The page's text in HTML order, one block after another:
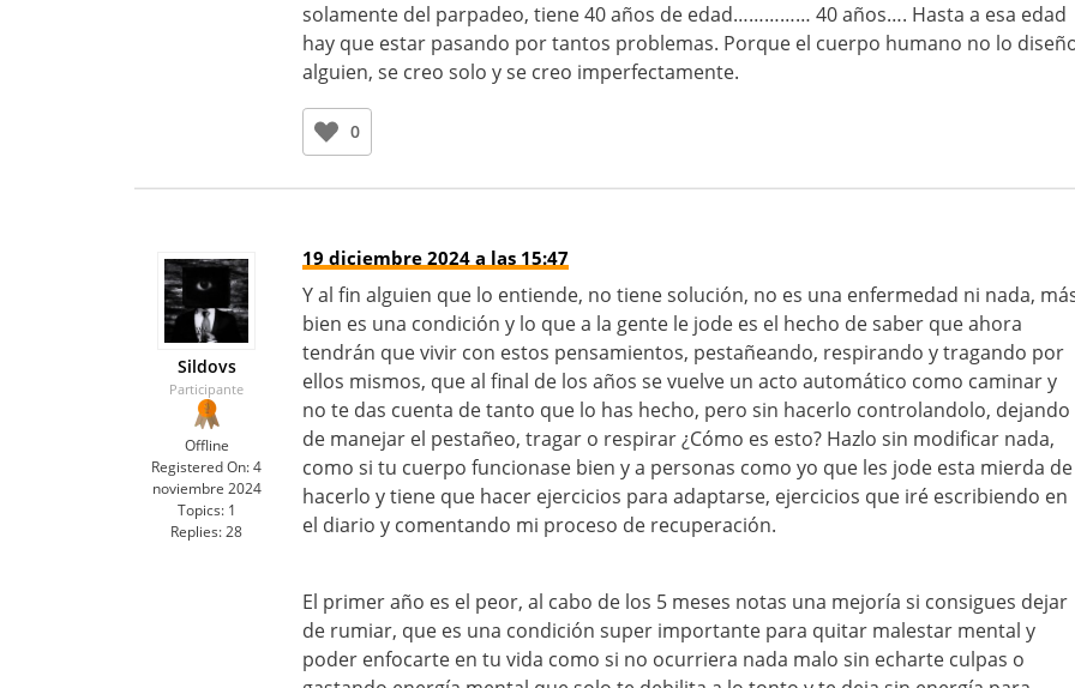
solamente del parpadeo, tiene 40 años de edad…………… 40 años…. Hasta a esa edad
hay que estar pasando por tantos problemas. Porque el cuerpo humano no lo
alguien, se creo solo y se creo imperfectamente.
0
Sildovs
Participante
Offline
Registered On:4
noviembre 2024
Topics: 1
Replies:28
19 diciembre 2024 a las 15:47
Y al fin alguien que lo entiende, no tiene solución, no es una enfermedad ni nada,
bien es una condición y lo que a la gente le jode es el hecho de saber que ahora
tendrán que vivir con estos pensamientos, pestañeando, respirando y tragando por
ellos mismos, que al final de los años se vuelve un acto automático como caminar y
no te das cuenta de tanto que lo has hecho, pero sin hacerlo controlandolo, dejando
de manejar el pestañeo, tragar o respirar ¿Cómo es esto? Hazlo sin modificar nada,
como si tu cuerpo funcionase bien y a personas como yo que les jode esta mierda de
hacerlo y tiene que hacer ejercicios para adaptarse, ejercicios que iré escribiendo en
el diario y comentando mi proceso de recuperación.
El primer año es el peor, al cabo de los 5 meses notas una mejoría si consigues dejar
de rumiar, que es una condición super importante para quitar malestar mental y
poder enfocarte en tu vida como si no ocurriera nada malo sin echarte culpas o